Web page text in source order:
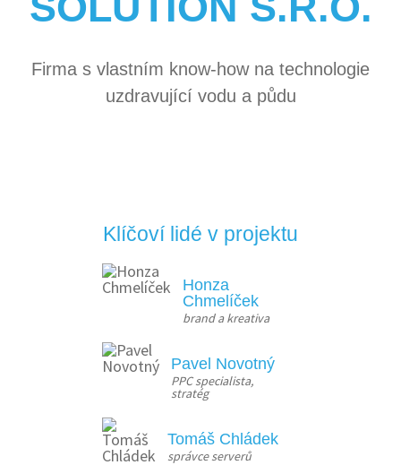
Firma s vlastním know-how na technologie
uzdravující vodu a půdu
Klíčoví lidé v projektu
Honza
Chmelíček
brand a kreativa
Pavel Novotný
PPC specialista,
stratég
Tomáš Chládek
správce serverů